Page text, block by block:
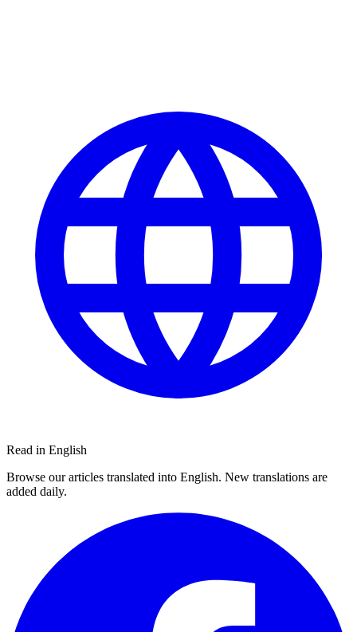
Read in English
Browse our articles translated into English. New translations are
added daily.